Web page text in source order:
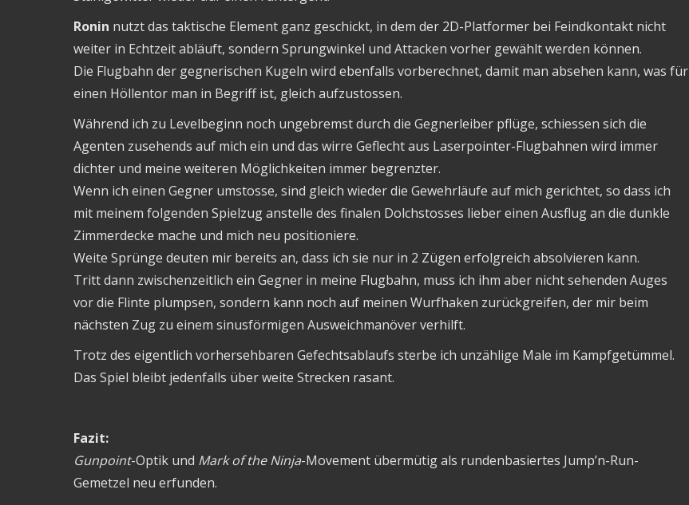
Ronin nutzt das taktische Element ganz geschickt, in dem der 2D-Platformer bei Feindkontakt nicht
weiter in Echtzeit abläuft, sondern Sprungwinkel und Attacken vorher gewählt werden können.
Die Flugbahn der gegnerischen Kugeln wird ebenfalls vorberechnet, damit man absehen kann, was für
einen Höllentor man in Begriff ist, gleich aufzustossen.
Während ich zu Levelbeginn noch ungebremst durch die Gegnerleiber pflüge, schiessen sich die
Agenten zusehends auf mich ein und das wirre Geflecht aus Laserpointer-Flugbahnen wird immer
dichter und meine weiteren Möglichkeiten immer begrenzter.
Wenn ich einen Gegner umstosse, sind gleich wieder die Gewehrläufe auf mich gerichtet, so dass ich
mit meinem folgenden Spielzug anstelle des finalen Dolchstosses lieber einen Ausflug an die dunkle
Zimmerdecke mache und mich neu positioniere.
Weite Sprünge deuten mir bereits an, dass ich sie nur in 2 Zügen erfolgreich absolvieren kann.
Tritt dann zwischenzeitlich ein Gegner in meine Flugbahn, muss ich ihm aber nicht sehenden Auges
vor die Flinte plumpsen, sondern kann noch auf meinen Wurfhaken zurückgreifen, der mir beim
nächsten Zug zu einem sinusförmigen Ausweichmanöver verhilft.
Trotz des eigentlich vorhersehbaren Gefechtsablaufs sterbe ich unzählige Male im Kampfgetümmel.
Das Spiel bleibt jedenfalls über weite Strecken rasant.
Fazit:
Gunpoint-Optik und Mark of the Ninja-Movement übermütig als rundenbasiertes Jump’n-Run-
Gemetzel neu erfunden.